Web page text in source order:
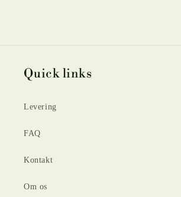
Quick links
Levering
FAQ
Kontakt
Om os